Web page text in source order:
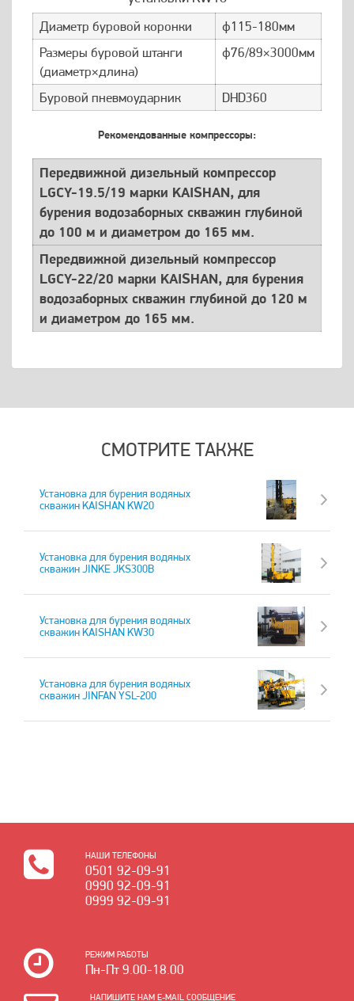
Диаметр буровой коронки
ф115-180мм
Размеры буровой штанги
(диаметр×длина)
ф76/89×3000мм
Буровой пневмоударник DHD360
Рекомендованные компрессоры:
Передвижной дизельный компрессор
LGCY-19.5/19 марки KAISHAN, для
бурения водозаборных скважин глубиной
до 100 м и диаметром до 165 мм.
Передвижной дизельный компрессор
LGCY-22/20 марки KAISHAN, для бурения
водозаборных скважин глубиной до 120 м
и диаметром до 165 мм.
СМОТРИТЕ ТАКЖЕ
Установка для бурения водяных
скважин KAISHAN KW20
Установка для бурения водяных
скважин JINKE JKS300B
Установка для бурения водяных
скважин KAISHAN KW30
Установка для бурения водяных
скважин JINFAN YSL-200
НАШИ ТЕЛЕФОНЫ
0501 92-09-91
0990 92-09-91
0999 92-09-91
РЕЖИМ РАБОТЫ
Пн-Пт 9.00-18.00
НАПИШИТЕ НАМ E-MAIL СООБЩЕНИЕ